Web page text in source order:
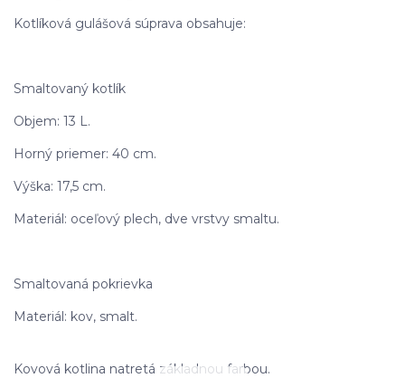
Kotlíková gulášová súprava obsahuje:
Smaltovaný kotlík
Objem: 13 L.
Horný priemer: 40 cm.
Výška: 17,5 cm.
Materiál: oceľový plech, dve vrstvy smaltu.
Smaltovaná pokrievka
Materiál: kov, smalt.
Kovová kotlina natretá základnou farbou.